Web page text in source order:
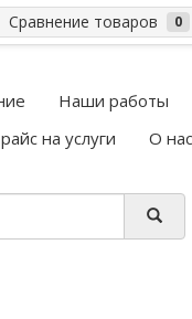
Сравнение товаров 0
Наши работы
на услуги
О нас